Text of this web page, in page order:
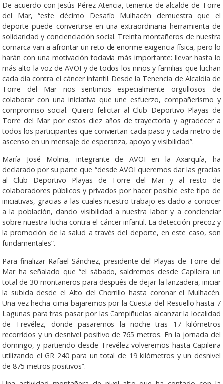
De acuerdo con Jesús Pérez Atencia, teniente de alcalde de Torre
del Mar, “este décimo Desafío Mulhacén demuestra que el
deporte puede convertirse en una extraordinaria herramienta de
solidaridad y concienciación social. Treinta montañeros de nuestra
comarca van a afrontar un reto de enorme exigencia física, pero lo
harán con una motivación todavía más importante: llevar hasta lo
más alto la voz de AVOI y de todos los niños y familias que luchan
cada día contra el cáncer infantil. Desde la Tenencia de Alcaldía de
Torre del Mar nos sentimos especialmente orgullosos de
colaborar con una iniciativa que une esfuerzo, compañerismo y
compromiso social. Quiero felicitar al Club Deportivo Playas de
Torre del Mar por estos diez años de trayectoria y agradecer a
todos los participantes que conviertan cada paso y cada metro de
ascenso en un mensaje de esperanza, apoyo y visibilidad”.
María José Molina, integrante de AVOI en la Axarquía, ha
declarado por su parte que “desde AVOI queremos dar las gracias
al Club Deportivo Playas de Torre del Mar y al resto de
colaboradores públicos y privados por hacer posible este tipo de
iniciativas, gracias a las cuales nuestro trabajo es dado a conocer
a la población, dando visibilidad a nuestra labor y a concienciar
sobre nuestra lucha contra el cáncer infantil. La detección precoz y
la promoción de la salud a través del deporte, en este caso, son
fundamentales”.
Para finalizar Rafael Sánchez, presidente del Playas de Torre del
Mar ha señalado que “el sábado, saldremos desde Capileira un
total de 30 montañeros para después de dejar la lanzadera, iniciar
la subida desde el Alto del Chorrillo hasta coronar el Mulhacén.
Una vez hecha cima bajaremos por la Cuesta del Resuello hasta 7
Lagunas para tras pasar por las Campiñuelas alcanzar la localidad
de Trevélez, donde pasaremos la noche tras 17 kilómetros
recorridos y un desnivel positivo de 765 metros. En la jornada del
domingo, y partiendo desde Trevélez volveremos hasta Capileira
utilizando el GR 240 para un total de 19 kilómetros y un desnivel
de 875 metros positivos”.